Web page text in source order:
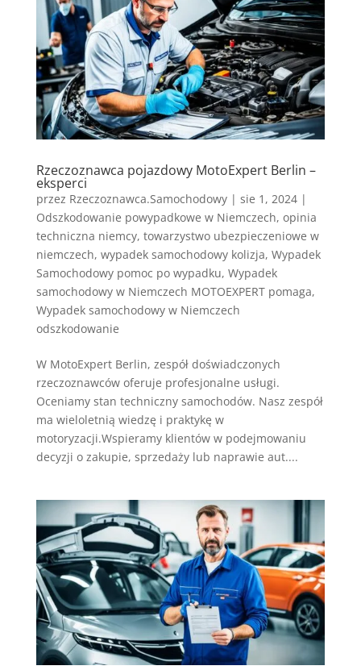
Rzeczoznawca pojazdowy MotoExpert Berlin –
eksperci
przez Rzeczoznawca.Samochodowy| sie 1, 2024|
Odszkodowanie powypadkowe w Niemczech, opinia
techniczna niemcy, towarzystwo ubezpieczeniowe w
niemczech, wypadek samochodowy kolizja, Wypadek
Samochodowy pomoc po wypadku, Wypadek
samochodowy w Niemczech MOTOEXPERT pomaga,
Wypadek samochodowy w Niemczech
odszkodowanie
W MotoExpert Berlin, zespół doświadczonych
rzeczoznawców oferuje profesjonalne usługi.
Oceniamy stan techniczny samochodów. Nasz zespół
ma wieloletnią wiedzę i praktykę w
motoryzacji.Wspieramy klientów w podejmowaniu
decyzji o zakupie, sprzedaży lub naprawie aut....